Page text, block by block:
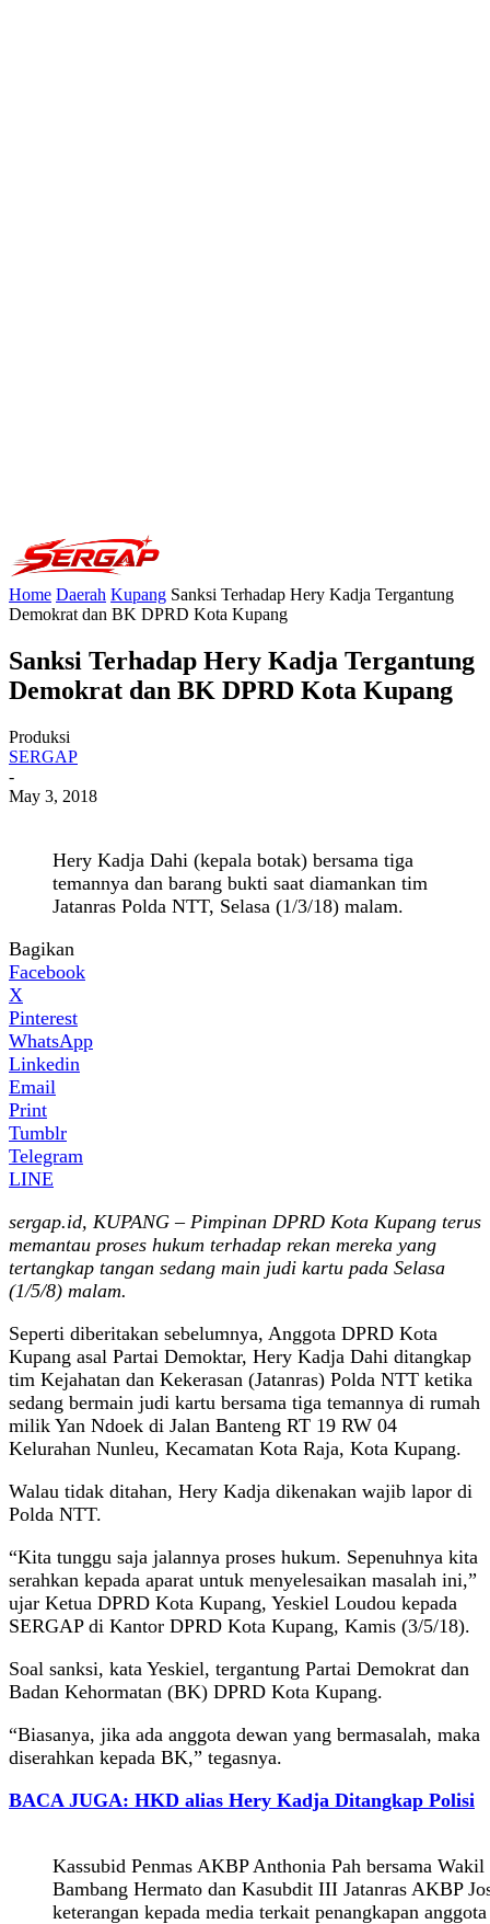
Home Daerah Kupang Sanksi Terhadap Hery Kadja Tergantung
Demokrat dan BK DPRD Kota Kupang
Sanksi Terhadap Hery Kadja Tergantung
Demokrat dan BK DPRD Kota Kupang
Produksi
SERGAP
-
May 3, 2018
Hery Kadja Dahi (kepala botak) bersama tiga
temannya dan barang bukti saat diamankan tim
Jatanras Polda NTT, Selasa (1/3/18) malam.
Bagikan
Facebook
X
Pinterest
WhatsApp
Linkedin
Email
Print
Tumblr
Telegram
LINE
sergap.id, KUPANG – Pimpinan DPRD Kota Kupang terus
memantau proses hukum terhadap rekan mereka yang
tertangkap tangan sedang main judi kartu pada Selasa
(1/5/8) malam.
Seperti diberitakan sebelumnya, Anggota DPRD Kota
Kupang asal Partai Demoktar, Hery Kadja Dahi ditangkap
tim Kejahatan dan Kekerasan (Jatanras) Polda NTT ketika
sedang bermain judi kartu bersama tiga temannya di rumah
milik Yan Ndoek di Jalan Banteng RT 19 RW 04
Kelurahan Nunleu, Kecamatan Kota Raja, Kota Kupang.
Walau tidak ditahan, Hery Kadja dikenakan wajib lapor di
Polda NTT.
“Kita tunggu saja jalannya proses hukum. Sepenuhnya kita
serahkan kepada aparat untuk menyelesaikan masalah ini,”
ujar Ketua DPRD Kota Kupang, Yeskiel Loudou kepada
SERGAP di Kantor DPRD Kota Kupang, Kamis (3/5/18).
Soal sanksi, kata Yeskiel, tergantung Partai Demokrat dan
Badan Kehormatan (BK) DPRD Kota Kupang.
“Biasanya, jika ada anggota dewan yang bermasalah, maka
diserahkan kepada BK,” tegasnya.
BACA JUGA: HKD alias Hery Kadja Ditangkap Polisi
Kassubid Penmas AKBP Anthonia Pah bersama
Bambang Hermato dan Kasubdit III Jatanras AKBP
keterangan kepada media terkait penangkapan